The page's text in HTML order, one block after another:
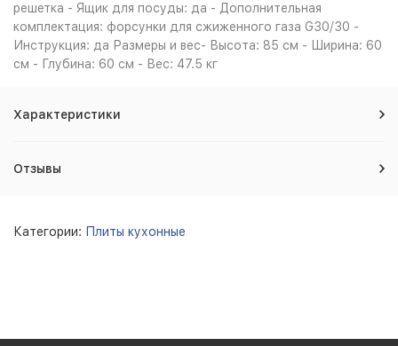
решетка - Ящик для посуды: да - Дополнительная
комплектация: форсунки для сжиженного газа G30/30 -
Инструкция: да Размеры и вес- Высота: 85 см - Ширина: 60
см - Глубина: 60 см - Вес: 47.5 кг
Характеристики
Отзывы
Категории: Плиты кухонные